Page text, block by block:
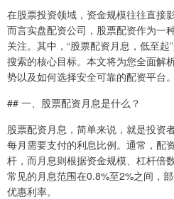
在股票投资领域，资金规模往往直接
而言实盘配资公司，股票配资作为一
关注。其中，“股票配资月息，低至
搜索的核心目标。本文将为您全面解
势以及如何选择安全可靠的配资平台。
## 一、股票配资月息是什么？
股票配资月息，简单来说，就是投资
每月需要支付的利息比例。通常，配
杆，而月息则根据资金规模、杠杆倍
常见的月息范围在0.8%至2%之间，
优惠利率。